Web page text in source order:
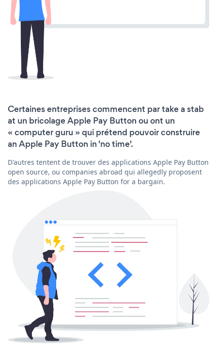
Certaines entreprises commencent par take a stab
at un bricolage Apple Pay Button ou ont un
« computer guru » qui prétend pouvoir construire
an Apple Pay Button in 'no time'.
D'autres tentent de trouver des applications Apple Pay Button
open source, ou companies abroad qui allegedly proposent
des applications Apple Pay Button for a bargain.